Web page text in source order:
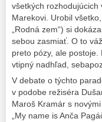
všetkých
Marekovi. Urobil
„Rodná zem“) si
sebou zasmiať. O to
preto pózy, ale
vtipný nadhľad,
V debate o týchto
v podobe režiséra
Maroš Kramár s
„My name is Anča